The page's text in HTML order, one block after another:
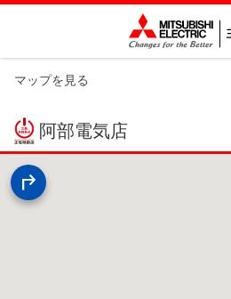
マップを見る
阿部電気店